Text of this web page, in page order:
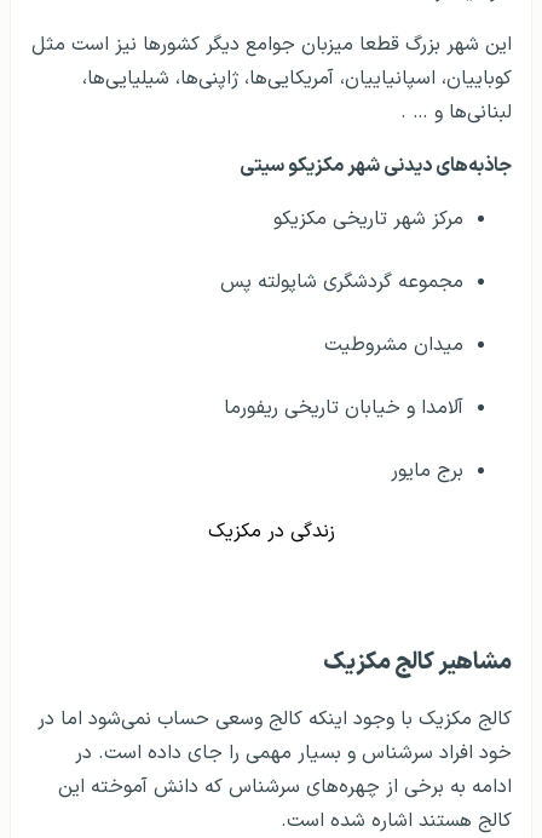
این شهر بزرگ قطعا میزبان جوامع دیگر کشور‌ها نیز است مثل
کوباییان، اسپانیاییان، آمریکایی‌ها، ژاپنی‌ها، شیلیایی‌ها،
لبنانی‌ها و … .
جاذبه‌های دیدنی شهر مکزیکو سیتی
مرکز شهر تاریخی مکزیکو
مجموعه گردشگری شاپولته پس
میدان مشروطیت
آلامدا و خیابان تاریخی ریفورما
برج مایور
زندگی در مکزیک
مشاهير کالج مکزیک
کالج مکزیک با وجود اینکه کالج وسعی حساب نمی‌شود اما در
خود افراد سرشناس و بسیار مهمی را جای داده است. در
ادامه به برخی از چهره‌های سرشناس که دانش آموخته این
کالج هستند اشاره شده است.